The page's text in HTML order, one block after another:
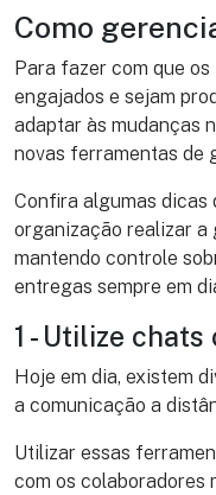
Como
Para fazer com que
engajados e sejam
adaptar às mudanças
novas ferramentas de
Confira algumas dicas
organização realizar a
mantendo controle
entregas sempre em
1 - Utilize
Hoje em dia, existem
a comunicação a
Utilizar essas
com os colaboradores